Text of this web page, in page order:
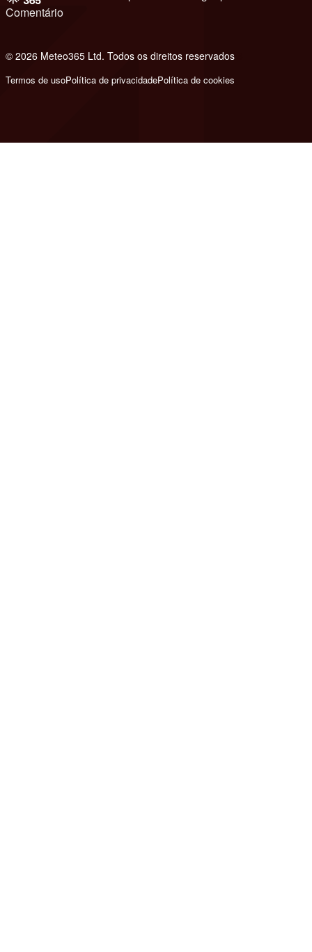
Comentário
© 2026 Meteo365 Ltd. Todos os direitos reservados
Termos de usoPolítica de privacidadePolítica de cookies